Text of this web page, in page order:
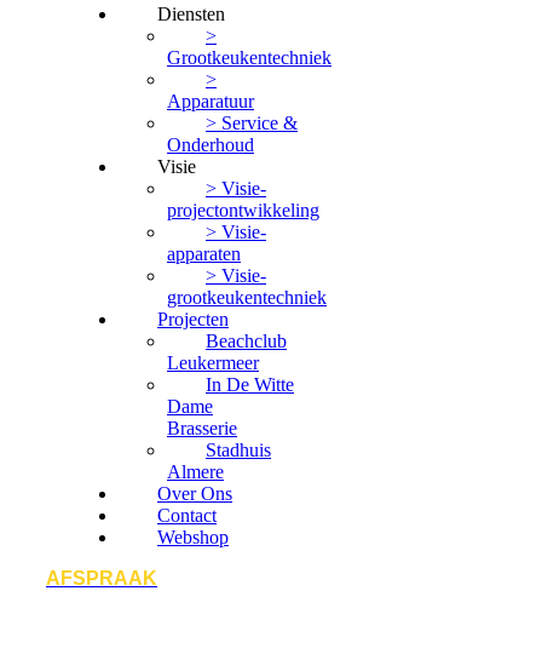
Diensten
>
Grootkeukentechniek
>
Apparatuur
> Service &
Onderhoud
Visie
> Visie-
projectontwikkeling
> Visie-
apparaten
> Visie-
grootkeukentechniek
Projecten
Beachclub
Leukermeer
In De Witte
Dame
Brasserie
Stadhuis
Almere
Over Ons
Contact
Webshop
AFSPRAAK